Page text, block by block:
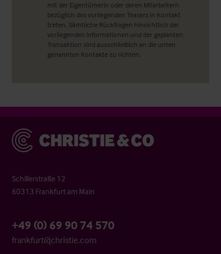
mit der Eigentümerin oder deren Mitarbeitern
bezüglich des vorliegenden Teasers in Kontakt
treten. Sämtliche Rückfragen hinsichtlich der
vorliegenden Informationen und der geplanten
Transaktion sind ausschließlich an die unten
genannten Kontakte zu richten.
Christie & Co
Schillerstraße 12
60313 Frankfurt am Main
+49 (0) 69 90 74 570
frankfurt@christie.com